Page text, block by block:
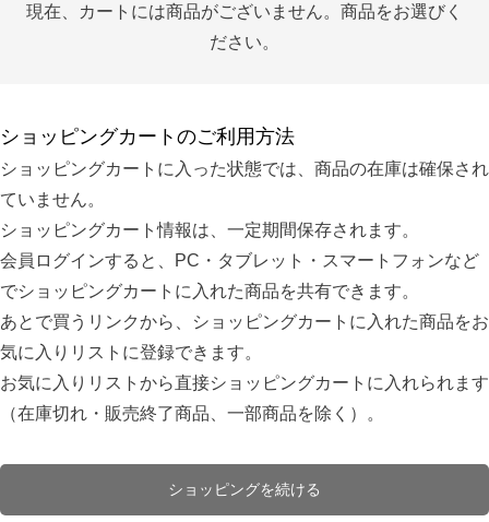
現在、カートには商品がございません。商品をお選びく
ださい。
ショッピングカートのご利用方法
ショッピングカートに入った状態では、商品の在庫は確保され
ていません。
ショッピングカート情報は、一定期間保存されます。
会員ログインすると、PC・タブレット・スマートフォンなど
でショッピングカートに入れた商品を共有できます。
あとで買うリンクから、ショッピングカートに入れた商品をお
気に入りリストに登録できます。
お気に入りリストから直接ショッピングカートに入れられます
（在庫切れ・販売終了商品、一部商品を除く）。
ショッピングを続ける